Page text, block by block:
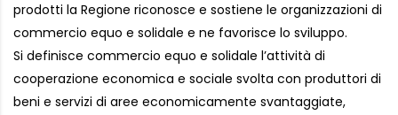
prodotti la Regione riconosce e sostiene le organizzazioni di
commercio equo e solidale e ne favorisce lo sviluppo.
Si definisce commercio equo e solidale l’attività di
cooperazione economica e sociale svolta con produttori di
beni e servizi di aree economicamente svantaggiate,